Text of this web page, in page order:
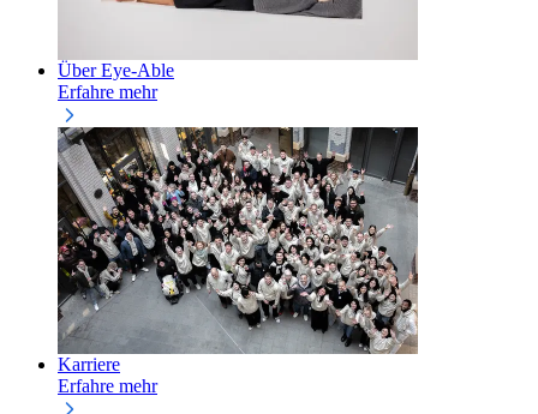
Über Eye-Able
Erfahre mehr
Karriere
Erfahre mehr